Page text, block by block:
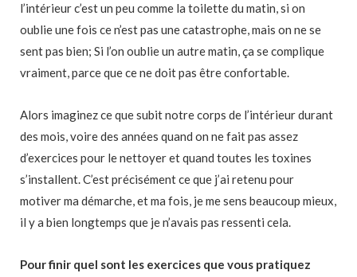
l’intérieur c’est un peu comme la toilette du matin, si on
oublie une fois ce n’est pas une catastrophe, mais on ne se
sent pas bien; Si l’on oublie un autre matin, ça se complique
vraiment, parce que ce ne doit pas être confortable.
Alors imaginez ce que subit notre corps de l’intérieur durant
des mois, voire des années quand on ne fait pas assez
d’exercices pour le nettoyer et quand toutes les toxines
s’installent. C’est précisément ce que j’ai retenu pour
motiver ma démarche, et ma fois, je me sens beaucoup mieux,
il y a bien longtemps que je n’avais pas ressenti cela.
Pour finir quel sont les exercices que vous pratiquez